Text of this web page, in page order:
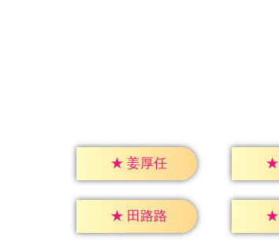
★ 姜厚任 ★
★ 田路路 ★